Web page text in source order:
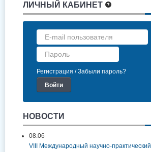
ЛИЧНЫЙ КАБИНЕТ
Регистрация Забыли пароль?
НОВОСТИ
08.06
VIII Международный научно-практический